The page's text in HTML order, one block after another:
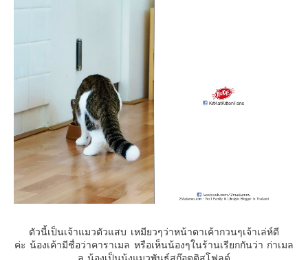
ตัวนี้เป็นเจ้าแมวตัวแสบ เหมียวๆว่าหน้าตาเค้ากวนๆเจ้าเล่ห์ดี
ค่ะ น้องเค้ามีชื่อว่าคาราเมล หรือเห็นน้องๆในร้านเรียกกันว่า ก่าเมล